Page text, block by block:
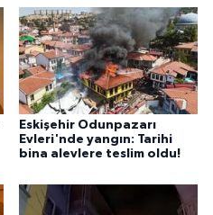
Eskişehir Odunpazarı
Evleri'nde yangın: Tarihi
bina alevlere teslim oldu!